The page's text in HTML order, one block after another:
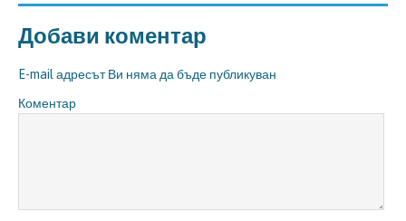
Добави коментар
E-mail адресът Ви няма да бъде публикуван
Коментар